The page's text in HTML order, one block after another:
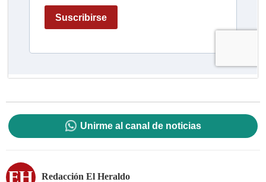
Unirme al canal de noticias
Redacción El Heraldo